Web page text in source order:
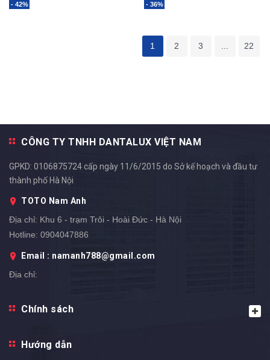
- 42% - 36%
1 2 3 22
CÔNG TY TNHH DANTALUX VIỆT NAM
GPKD: 0106875724 cấp ngày 11/6/2015 do Sở kế hoạch và đầu tư
thành phố Hà Nội
TOTO Nam Anh
Địa chỉ: Khu 6 - trạm Trôi - Hoài Đức - Hà Nội
Hotline: 0904047886
Email : namanh788@gmail.com
Địa chỉ: